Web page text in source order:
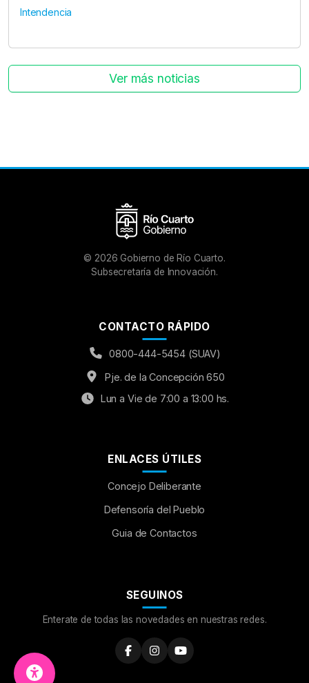
Intendencia
Ver más noticias
© 2026 Gobierno de Río Cuarto.
Subsecretaría de Innovación.
CONTACTO RÁPIDO
0800-444-5454 (SUAV)
Pje. de la Concepción 650
Lun a Vie de 7:00 a 13:00 hs.
ENLACES ÚTILES
Concejo Deliberante
Defensoría del Pueblo
Guia de Contactos
SEGUINOS
Enterate de todas las novedades en nuestras redes.
Aumentar Fuente
OFF
Leer al pasar el mouse